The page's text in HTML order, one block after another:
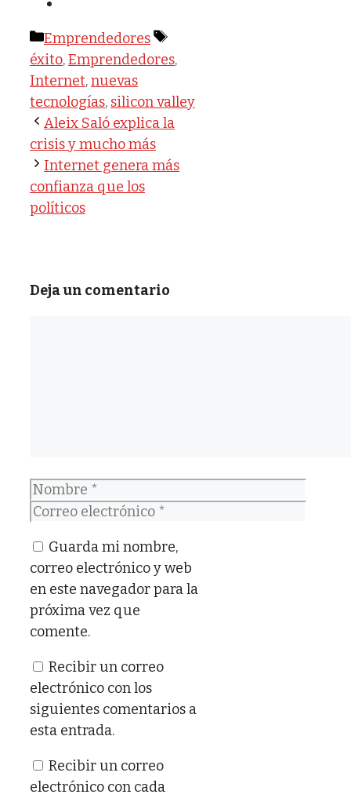
Categorías
Emprendedores
Etiquetas
éxito,Emprendedores,
Internet,nuevas
tecnologías, silicon valley
Aleix Saló explica la
crisis y mucho más
Internet genera más
confianza que los
políticos
Deja un comentario
Nombre
Correo
Guarda mi nombre,
correo electrónico y web
en este navegador para la
próxima vez que
comente.
Recibir un correo
electrónico con los
siguientes comentarios a
esta entrada.
Recibir un correo
electrónico con cada